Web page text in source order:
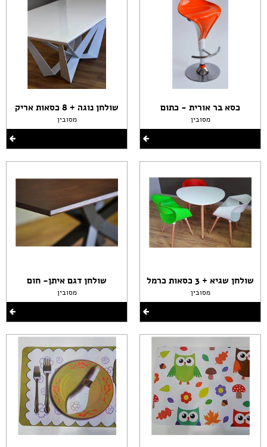
כסא בר אורית - כתום
מסובין
שולחן שגיא + 3 כסאות כרמל
מסובין
שולחן נוגה + 8 כסאות אריק
מסובין
שולחן דגם איתן- חום
מסובין